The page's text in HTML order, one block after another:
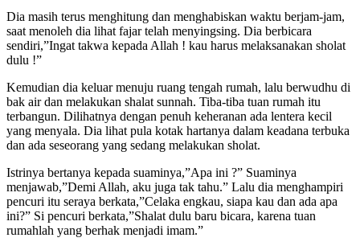
Dia masih terus menghitung dan menghabiskan waktu berjam-jam,
saat menoleh dia lihat fajar telah menyingsing. Dia berbicara
sendiri,”Ingat takwa kepada Allah ! kau harus melaksanakan sholat
dulu !”
Kemudian dia keluar menuju ruang tengah rumah, lalu berwudhu di
bak air dan melakukan shalat sunnah. Tiba-tiba tuan rumah itu
terbangun. Dilihatnya dengan penuh keheranan ada lentera kecil
yang menyala. Dia lihat pula kotak hartanya dalam keadana terbuka
dan ada seseorang yang sedang melakukan sholat.
Istrinya bertanya kepada suaminya,”Apa ini ?” Suaminya
menjawab,”Demi Allah, aku juga tak tahu.” Lalu dia menghampiri
pencuri itu seraya berkata,”Celaka engkau, siapa kau dan ada apa
ini?” Si pencuri berkata,”Shalat dulu baru bicara, karena tuan
rumahlah yang berhak menjadi imam.”